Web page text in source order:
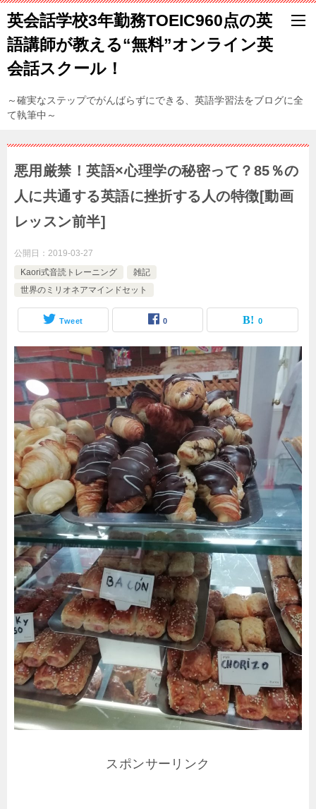
英会話学校3年勤務TOEIC960点の英
語講師が教える“無料”オンライン英
会話スクール！
～確実なステップでがんばらずにできる、英語学習法をブログに全
て執筆中～
悪用厳禁！英語×心理学の秘密って？85％の
人に共通する英語に挫折する人の特徴[動画
レッスン前半]
公開日： 2019-03-27
Kaori式音読トレーニング
雑記
世界のミリオネアマインドセット
Tweet 0 0
スポンサーリンク